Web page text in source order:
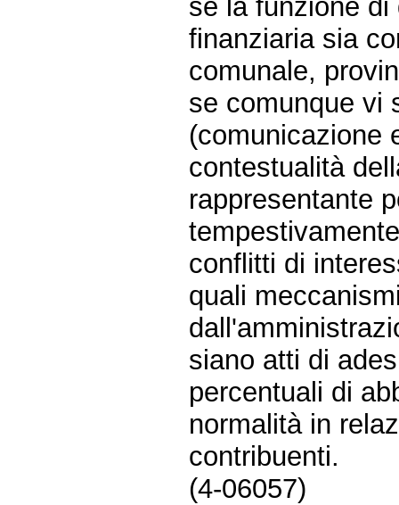
se la funzione
finanziaria sia
comunale,
se comunque vi
(comunicazione
contestualità
rappresentante
conflitti di
quali
siano atti di
percentuali di
normalità in
contribuenti.
(4-06057)